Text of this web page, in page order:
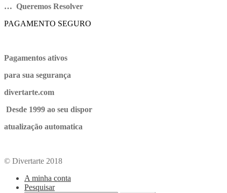
… Queremos Resolver
PAGAMENTO SEGURO
Pagamentos ativos
para sua segurança
divertarte.com
Desde 1999 ao seu dispor
atualização automatica
© Divertarte 2018
A minha conta
Pesquisar